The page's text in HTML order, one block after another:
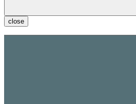
close